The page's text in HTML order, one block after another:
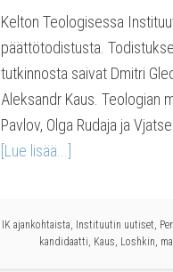
Kelton Teologisessa
päättötodistusta.
tutkinnosta saivat Dmitri
Aleksandr Kaus. Teologian
Pavlov, Olga Rudaja ja
[Lue lisää...]
IK ajankohtaista, Instituutin uutiset,
kandidaatti, Kaus, Loshkin,